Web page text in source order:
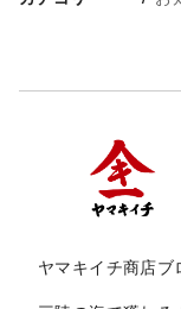
ヤマキイチ商店ブ